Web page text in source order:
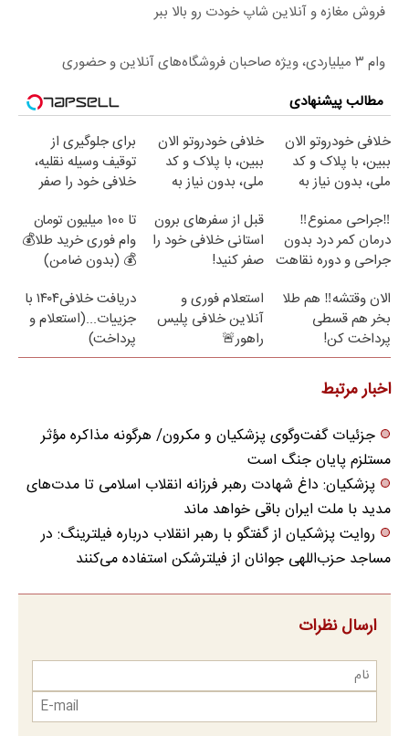
فروش مغازه و آنلاین شاپ خودت رو بالا ببر
وام ۳ میلیاردی، ویژه صاحبان فروشگاه‌های آنلاین و حضوری
مطالب پیشنهادی
خلافی خودروتو الان
ببین، با پلاک و کد
ملی، بدون نیاز به
خلافی خودروتو الان
ببین، با پلاک و کد
ملی، بدون نیاز به
برای جلوگیری از
توقیف وسیله نقلیه،
خلافی خود را صفر
‼️جراحی ممنوع‼️
درمان کمر درد بدون
جراحی و دوره نقاهت
قبل از سفرهای برون
استانی خلافی خود را
صفر کنید!
تا 100 میلیون تومان
وام فوری خرید طلا💰
💰 (بدون ضامن)
الان وقتشه‼️ هم طلا
بخر هم قسطی
پرداخت کن!
استعلام فوری و
آنلاین خلافی پلیس
راهور🚨
دریافت خلافی۱۴۰۴ با
جزییات...(استعلام و
پرداخت)
اخبار مرتبط
جزئیات گفت‌وگوی پزشکیان و مکرون/ هرگونه مذاکره مؤثر
مستلزم پایان جنگ است
پزشکیان: داغ شهادت رهبر فرزانه انقلاب اسلامی تا مدت‌های
مدید با ملت ایران باقی خواهد ماند
روایت پزشکیان از گفتگو با رهبر انقلاب درباره فیلترینگ: در
مساجد حزب‌اللهی جوانان از فیلترشکن استفاده می‌کنند
ارسال نظرات